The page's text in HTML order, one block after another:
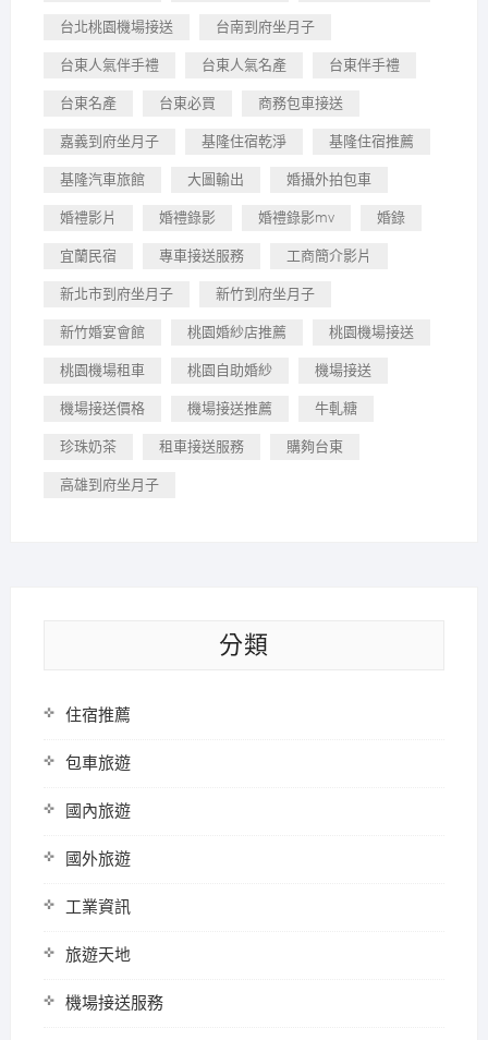
台北桃園機場接送 台南到府坐月子
台東人氣伴手禮 台東人氣名產 台東伴手禮
台東名產 台東必買 商務包車接送
嘉義到府坐月子 基隆住宿乾淨 基隆住宿推薦
基隆汽車旅館 大圖輸出 婚攝外拍包車
婚禮影片 婚禮錄影 婚禮錄影mv 婚錄
宜蘭民宿 專車接送服務 工商簡介影片
新北市到府坐月子 新竹到府坐月子
新竹婚宴會館 桃園婚紗店推薦 桃園機場接送
桃園機場租車 桃園自助婚紗 機場接送
機場接送價格 機場接送推薦 牛軋糖
珍珠奶茶 租車接送服務 購夠台東
高雄到府坐月子
分類
住宿推薦
包車旅遊
國內旅遊
國外旅遊
工業資訊
旅遊天地
機場接送服務